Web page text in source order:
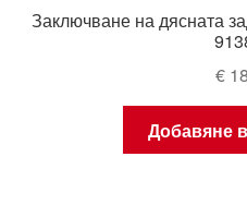
Заключване на дясната
€
Добавяне